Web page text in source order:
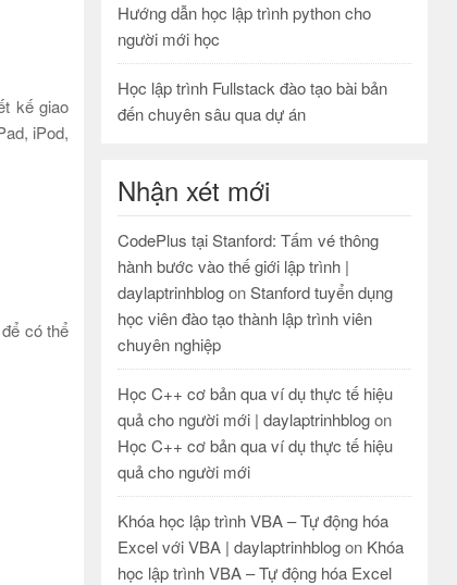
kế giao
iPod,
có thể
Hướng dẫn học lập trình python cho
người mới học
Học lập trình Fullstack đào tạo bài bản
đến chuyên sâu qua dự án
Nhận xét mới
CodePlus tại Stanford: Tấm vé thông
hành bước vào thế giới lập trình |
daylaptrinhblogonStanford tuyển dụng
học viên đào tạo thành lập trình viên
chuyên nghiệp
Học C++ cơ bản qua ví dụ thực tế hiệu
quả cho người mới | daylaptrinhblogon
Học C++ cơ bản qua ví dụ thực tế hiệu
quả cho người mới
Khóa học lập trình VBA – Tự động hóa
Excel với VBA | daylaptrinhblogon Khóa
học lập trình VBA – Tự động hóa Excel